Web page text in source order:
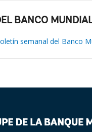
BANCO
semanal del Banco